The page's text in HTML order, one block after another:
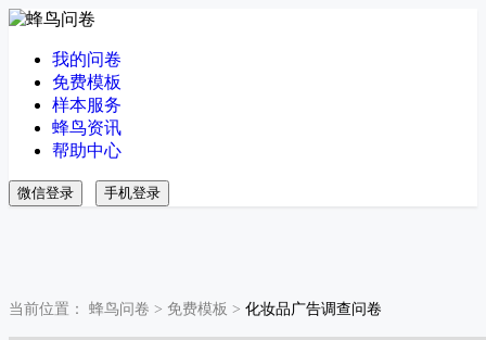
我的问卷
免费模板
样本服务
蜂鸟资讯
帮助中心
微信登录 手机登录
当前位置： 蜂鸟问卷 > 免费模板 > 化妆品广告调查问卷